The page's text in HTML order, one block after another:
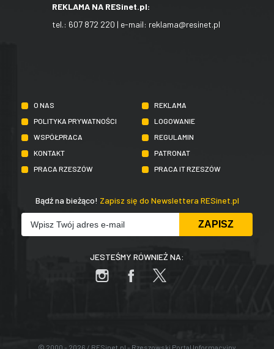
REKLAMA NA RESinet.pl:
tel.: 607 872 220 | e-mail: reklama@resinet.pl
O NAS
REKLAMA
POLITYKA PRYWATNOŚCI
LOGOWANIE
WSPÓŁPRACA
REGULAMIN
KONTAKT
PATRONAT
PRACA RZESZÓW
PRACA IT RZESZÓW
Bądź na bieżąco! Zapisz się do Newslettera RESinet.pl
JESTEŚMY RÓWNIEŻ NA:
© 2000 - 2026 / RESinet.pl - Rzeszowski Portal Informacyjny